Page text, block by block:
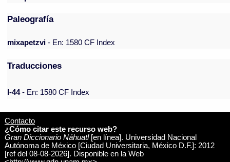
Paleografía
mixapetzvi - En: 1580 CF Index
Traducciones
I-44- En: 1580 CF Index
Contacto
¿Cómo citar este recurso web?
Gran Diccionario Náhuatl[en línea]. Universidad Nacional
Autónoma de México [Ciudad Universitaria, México D.F.]: 2012
[ref del 08-08-2026]. Disponible en la Web